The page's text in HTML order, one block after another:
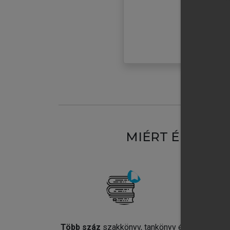
MIÉRT
Több száz szakkönyv, tankönyv és